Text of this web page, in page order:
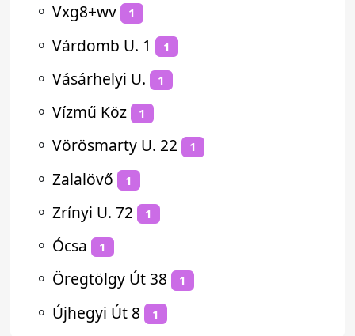
⚬ Vxg8+wv 1
⚬ Várdomb U. 1 1
⚬ Vásárhelyi U. 1
⚬ Vízmű Köz 1
⚬ Vörösmarty U. 22 1
⚬ Zalalövő 1
⚬ Zrínyi U. 72 1
⚬ Ócsa 1
⚬ Öregtölgy Út 38 1
⚬ Újhegyi Út 8 1